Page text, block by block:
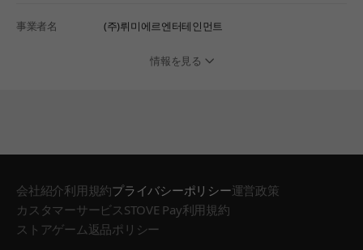
事業者名 (주)뤼미에르엔터테인먼트
情報を見る
会社紹介利用規約プライバシーポリシー運営政策
カスタマーサービスSTOVE Pay利用規約
ストアゲーム返品ポリシー